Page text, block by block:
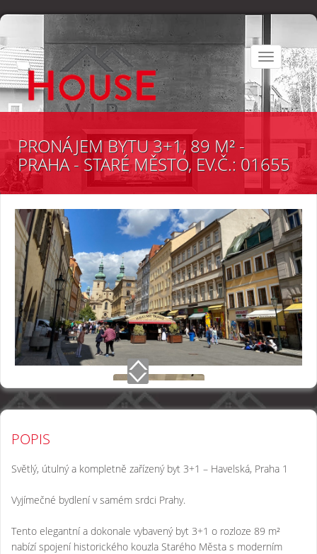
Toggle
navigation
PRONÁJEM BYTU 3+1, 89 M² -
PRAHA - STARÉ MĚSTO, EV.Č.: 01655
POPIS
Světlý, útulný a kompletně zařízený byt 3+1 – Havelská, Praha 1
Vyjímečné bydlení v samém srdci Prahy.
Tento elegantní a dokonale vybavený byt 3+1 o rozloze 89 m²
nabízí spojení historického kouzla Starého Města s moderním